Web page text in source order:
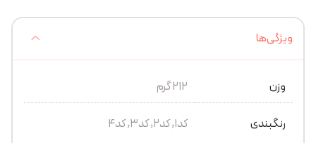
ویژگی‌ها
وزن 212 گرم
رنگبندی کد1, کد2, کد3, کد4